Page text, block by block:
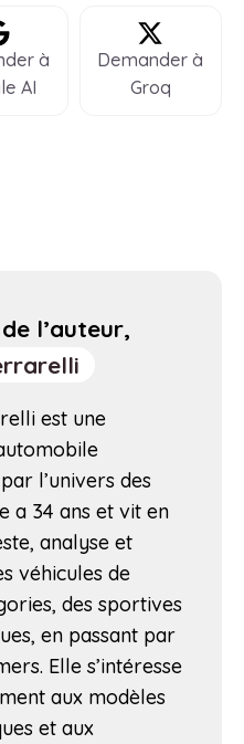
à
AI
Demander à
Groq
l’auteur,
est une
l’univers des
a 34 ans et vit en
analyse et
véhicules de
des sportives
en passant par
Elle s’intéresse
aux modèles
et aux